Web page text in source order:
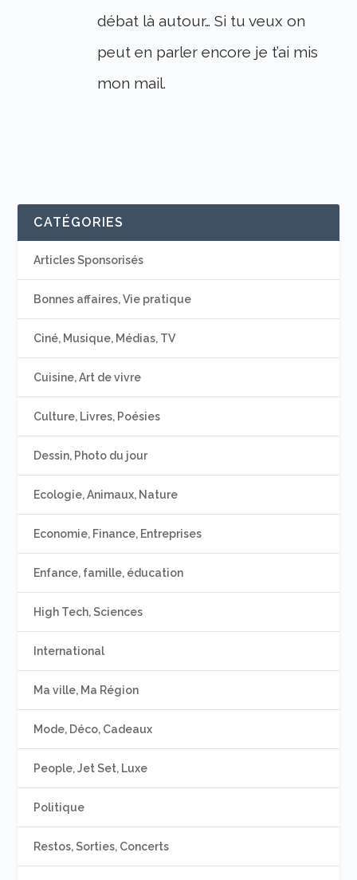
débat là autour… Si tu veux on
peut en parler encore je t’ai mis
mon mail.
CATÉGORIES
Articles Sponsorisés
Bonnes affaires, Vie pratique
Ciné, Musique, Médias, TV
Cuisine, Art de vivre
Culture, Livres, Poésies
Dessin, Photo du jour
Ecologie, Animaux, Nature
Economie, Finance, Entreprises
Enfance, famille, éducation
High Tech, Sciences
International
Ma ville, Ma Région
Mode, Déco, Cadeaux
People, Jet Set, Luxe
Politique
Restos, Sorties, Concerts